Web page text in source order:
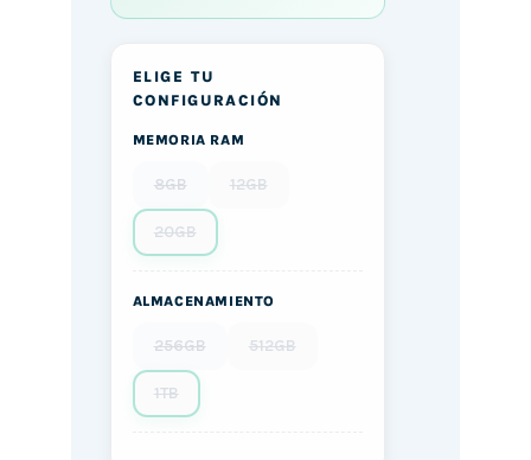
ELIGE TU
CONFIGURACIÓN
MEMORIA RAM
8GB 12GB
20GB
ALMACENAMIENTO
256GB 512GB
1TB